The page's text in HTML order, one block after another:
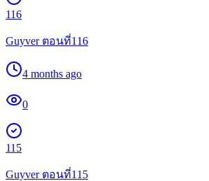
116
Guyver ตอนที่116
4 months ago
0
115
Guyver ตอนที่115